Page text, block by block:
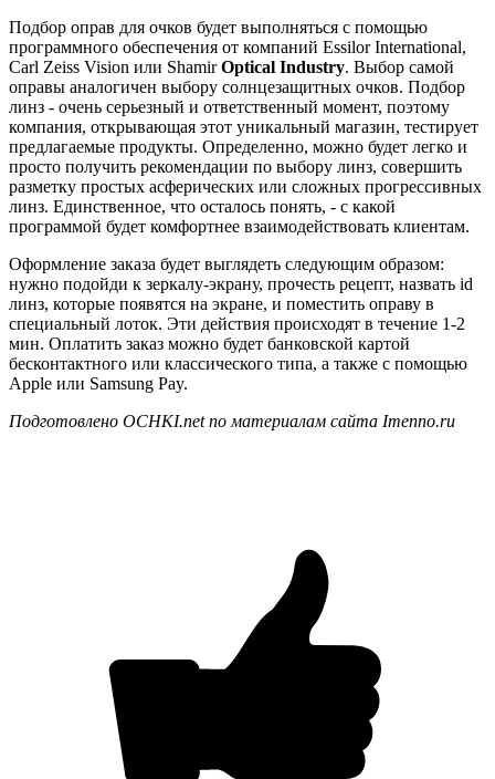
Подбор оправ для очков будет выполняться с помощью
программного обеспечения от компаний Essilor International,
Carl Zeiss Vision или ShamirOptical Industry. Выбор самой
оправы аналогичен выбору солнцезащитных очков. Подбор
линз - очень серьезный и ответственный момент, поэтому
компания, открывающая этот уникальный магазин, тестирует
предлагаемые продукты. Определенно, можно будет легко и
просто получить рекомендации по выбору линз, совершить
разметку простых асферических или сложных прогрессивных
линз. Единственное, что осталось понять, - с какой
программой будет комфортнее взаимодействовать клиентам.
Оформление заказа будет выглядеть следующим образом:
нужно подойди к зеркалу-экрану, прочесть рецепт, назвать id
линз, которые появятся на экране, и поместить оправу в
специальный лоток. Эти действия происходят в течение 1-2
мин. Оплатить заказ можно будет банковской картой
бесконтактного или классического типа, а также с помощью
Apple или Samsung Pay.
Подготовлено OCHKI.netпо материалам сайта Imenno.ru